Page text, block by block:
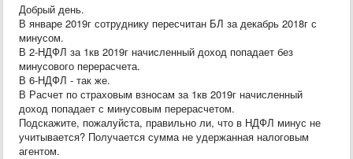
Добрый день.
В январе 2019г сотруднику пересчитан БЛ за декабрь 2018г с
минусом.
В 2-НДФЛ за 1кв 2019г начисленный доход попадает без
минусового перерасчета.
В 6-НДФЛ - так же.
В Расчет по страховым взносам за 1кв 2019г начисленный
доход попадает с минусовым перерасчетом.
Подскажите, пожалуйста, правильно ли, что в НДФЛ минус не
учитывается? Получается сумма не удержанная налоговым
агентом.